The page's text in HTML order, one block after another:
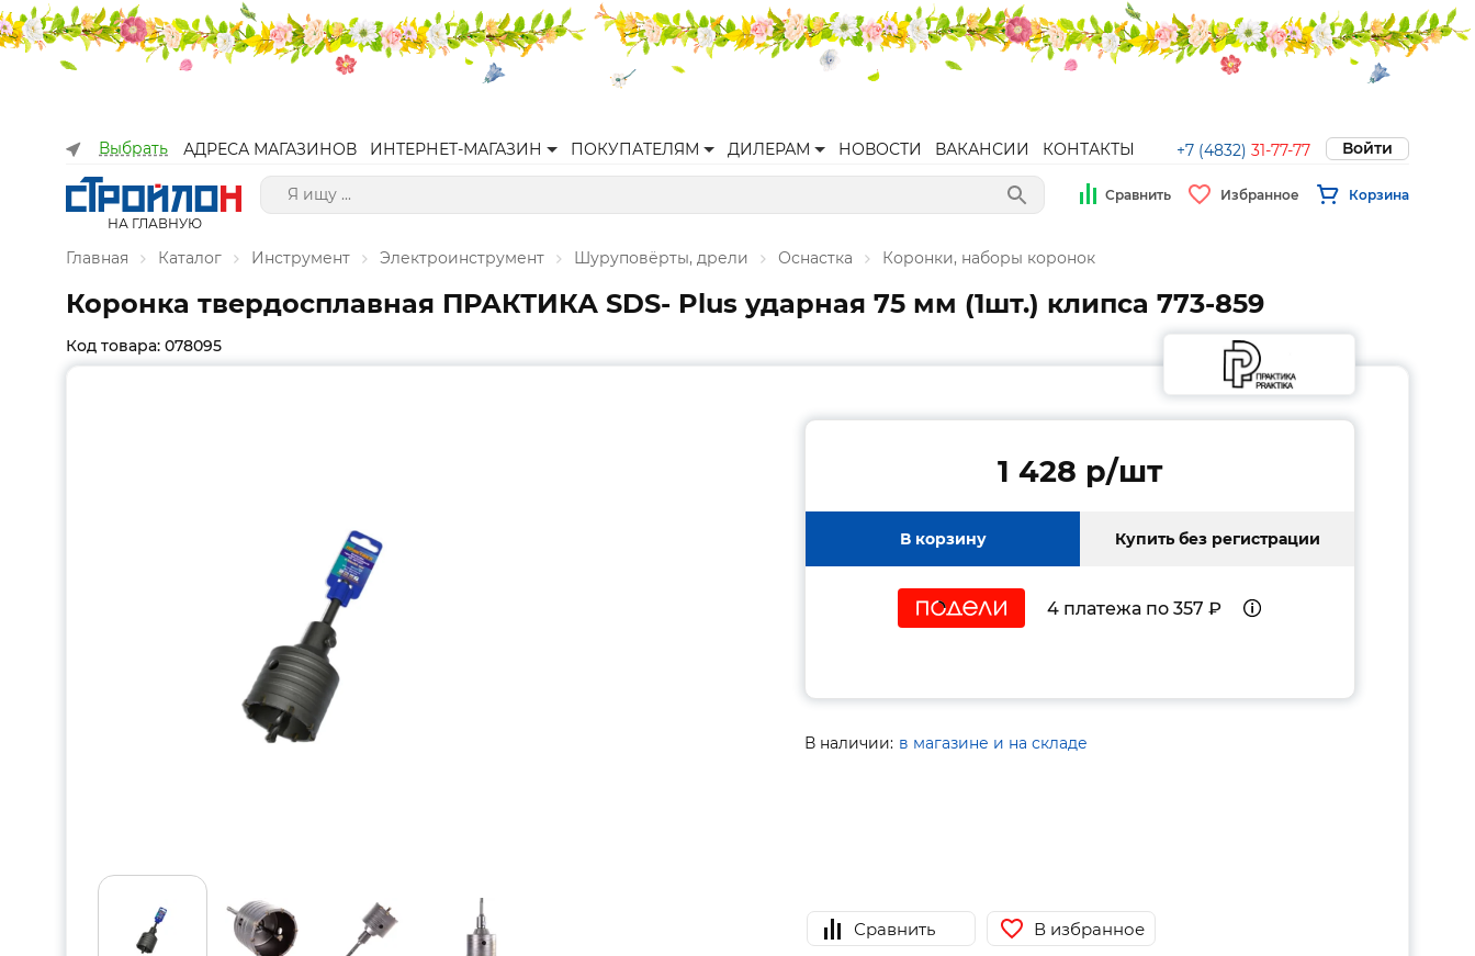
Выбрать АДРЕСА МАГАЗИНОВ ИНТЕРНЕТ-МАГАЗИН ПОКУПАТЕЛЯМ ДИЛЕРАМ НОВОСТИ ВАКАНСИИ КОНТАКТЫ +7 (4832) 31-77-77 Войти
НА ГЛАВНУЮ
Сравнить Избранное Корзина
Главная Каталог Инструмент Электроинструмент Шуруповёрты, дрели Оснастка Коронки, наборы коронок
Коронка твердосплавная ПРАКТИКА SDS- Plus ударная 75 мм (1шт.) клипса 773-859
Код товара: 078095
1 428 p/шт
В корзину Купить без регистрации
4 платежа по 357 ₽
В наличии: в магазине и на складе
Сравнить В избранное